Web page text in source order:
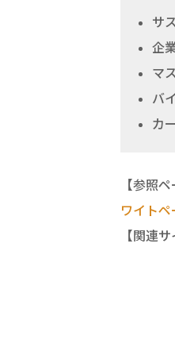
サ
企
マ
バ
カ
【参照
ワイト
【関連サ